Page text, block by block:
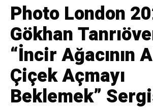
Photo London
Gökhan
“İncir Ağacının
Çiçek Açmayı
Beklemek”